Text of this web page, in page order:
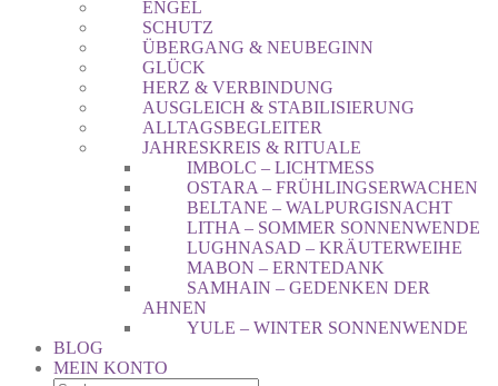
ENGEL
SCHUTZ
ÜBERGANG & NEUBEGINN
GLÜCK
HERZ & VERBINDUNG
AUSGLEICH & STABILISIERUNG
ALLTAGSBEGLEITER
JAHRESKREIS & RITUALE
IMBOLC – LICHTMESS
OSTARA – FRÜHLINGSERWACHEN
BELTANE – WALPURGISNACHT
LITHA – SOMMER SONNENWENDE
LUGHNASAD – KRÄUTERWEIHE
MABON – ERNTEDANK
SAMHAIN – GEDENKEN DER
AHNEN
YULE – WINTER SONNENWENDE
BLOG
MEIN KONTO